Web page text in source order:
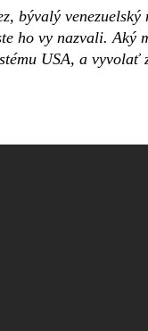
bývalý
ho vy nazvali. Aký
USA, a